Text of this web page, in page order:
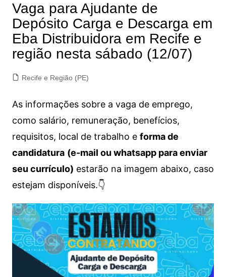
Vaga para Ajudante de
Depósito Carga e Descarga em
Eba Distribuidora em Recife e
região nesta sábado (12/07)
Recife e Região (PE)
As informações sobre a vaga de emprego,
como salário, remuneração, benefícios,
requisitos, local de trabalho e forma de
candidatura (e-mail ou whatsapp para enviar
seu currículo) estarão na imagem abaixo, caso
estejam disponíveis.👇